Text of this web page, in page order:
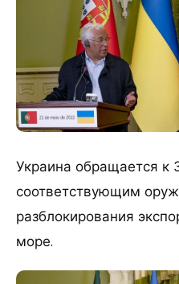
Украина обращается к
соответствующим
разблокирования
море.